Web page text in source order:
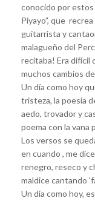
conocido por estos
Piyayo”, que
guitarrista y
malagueño del
recitaba! Era difícil
muchos cambios
Un día como hoy
tristeza, la poesía
aedo, trovador y
poema con la vana
Los versos se
en cuando , me
renegro, reseco y
maldice cantando
Un día como hoy,